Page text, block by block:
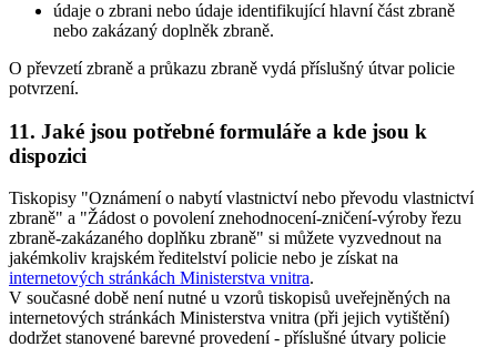
údaje o zbrani nebo údaje identifikující hlavní část zbraně
nebo zakázaný doplněk zbraně.
O převzetí zbraně a průkazu zbraně vydá příslušný útvar policie
potvrzení.
11. Jaké jsou potřebné formuláře a kde jsou k
dispozici
Tiskopisy "Oznámení o nabytí vlastnictví nebo převodu vlastnictví
zbraně" a "Žádost o povolení znehodnocení-zničení-výroby řezu
zbraně-zakázaného doplňku zbraně" si můžete vyzvednout na
jakémkoliv krajském ředitelství policie nebo je získat na
internetových stránkách Ministerstva vnitra.
V současné době není nutné u vzorů tiskopisů uveřejněných na
internetových stránkách Ministerstva vnitra (při jejich vytištění)
dodržet stanovené barevné provedení - příslušné útvary policie